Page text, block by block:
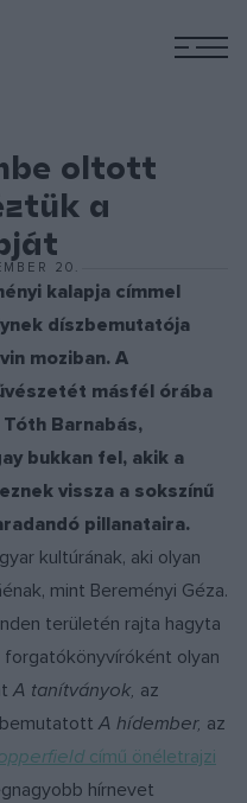
oltott
a
20.
kalapja címmel
díszbemutatója
moziban. A
másfél órába
Barnabás,
bukkan fel, akik a
vissza a sokszínű
pillanataira.
kultúrának, aki olyan
mint Bereményi Géza.
területén rajta hagyta
olyan
A tanítványok, az
A hídember, az
című önéletrajzi
hírnevet